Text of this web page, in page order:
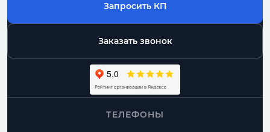
Запросить КП
Заказать звонок
ТЕЛЕФОНЫ